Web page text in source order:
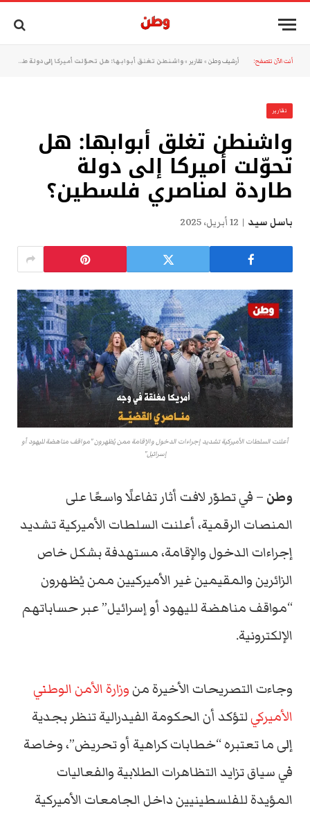
أنت الآن تتصفح: أرشيف وطن » تقارير »واشنطن تغلق أبوابها: هل تحوّلت أميركا إلى دولة طاردة لمناصري فلسطين؟
تقارير
واشنطن تغلق أبوابها: هل
تحوّلت أميركا إلى دولة
طاردة لمناصري فلسطين؟
باسل سيد 12 أبريل، 2025
أعلنت السلطات الأميركية تشديد إجراءات الدخول والإقامة ممن يُظهرون "مواقف مناهضة لليهود أو
إسرائيل"
وطن – في تطوّر لافت أثار تفاعلًا واسعًا على
المنصات الرقمية، أعلنت السلطات الأميركية تشديد
إجراءات الدخول والإقامة، مستهدفة بشكل خاص
الزائرين والمقيمين غير الأميركيين ممن يُظهرون
“مواقف مناهضة لليهود أو إسرائيل” عبر حساباتهم
الإلكترونية.
وجاءت التصريحات الأخيرة منوزارة الأمن الوطني
الأميركيلتؤكد أن الحكومة الفيدرالية تنظر بجدية
إلى ما تعتبره “خطابات كراهية أو تحريض”، وخاصة
في سياق تزايد التظاهرات الطلابية والفعاليات
المؤيدة للفلسطينيين داخل الجامعات الأميركية